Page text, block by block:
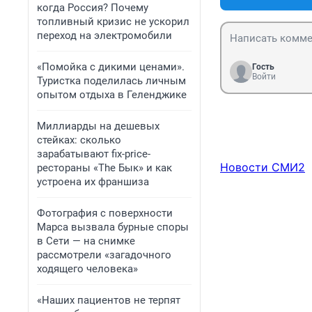
когда Россия? Почему
топливный кризис не ускорил
переход на электромобили
«Помойка с дикими ценами».
Туристка поделилась личным
опытом отдыха в Геленджике
Миллиарды на дешевых
стейках: сколько
зарабатывают fix-price-
рестораны «The Бык» и как
устроена их франшиза
Фотография с поверхности
Марса вызвала бурные споры
в Сети — на снимке
рассмотрели «загадочного
ходящего человека»
«Наших пациентов не терпят
Гость
Войти
Новости СМИ2